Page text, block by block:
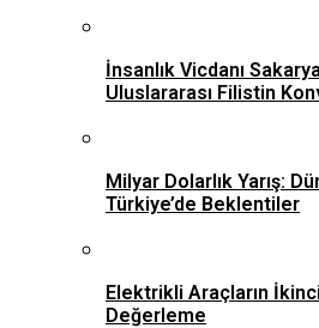
İnsanlık Vicdanı
Uluslararası Filistin
Milyar Dolarlık Yarış:
Türkiye’de Beklentiler
Elektrikli Araçların
Değerleme